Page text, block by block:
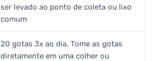
ser levado ao ponto de coleta ou lixo
comum
20 gotas 3x ao dia. Tome as gotas
diretamente em uma colher ou